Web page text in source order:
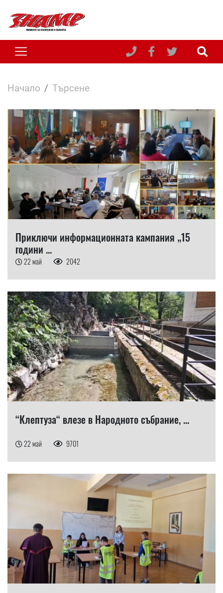
Начало Търсене
Приключи информационната кампания „15
години ...
22 май 2042
“Клептуза“ влезе в Народното събрание, ...
22 май 9701